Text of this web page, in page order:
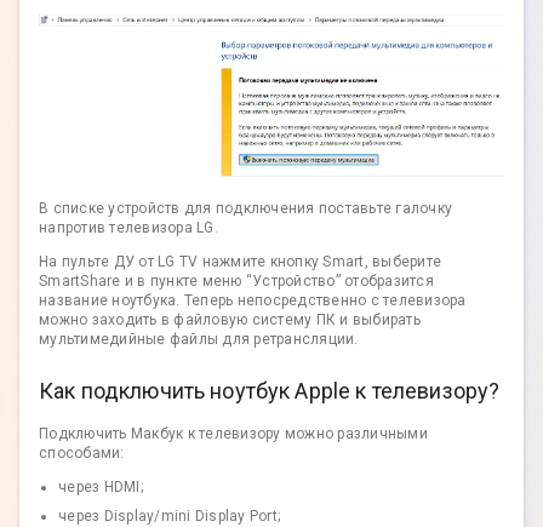
В списке устройств для подключения поставьте галочку
напротив телевизора LG.
На пульте ДУ от LG TV нажмите кнопку Smart, выберите
SmartShare и в пункте меню “Устройство” отобразится
название ноутбука. Теперь непосредственно с телевизора
можно заходить в файловую систему ПК и выбирать
мультимедийные файлы для ретрансляции.
Как подключить ноутбук Apple к телевизору?
Подключить Макбук к телевизору можно различными
способами:
через HDMI;
через Display/mini Display Port;